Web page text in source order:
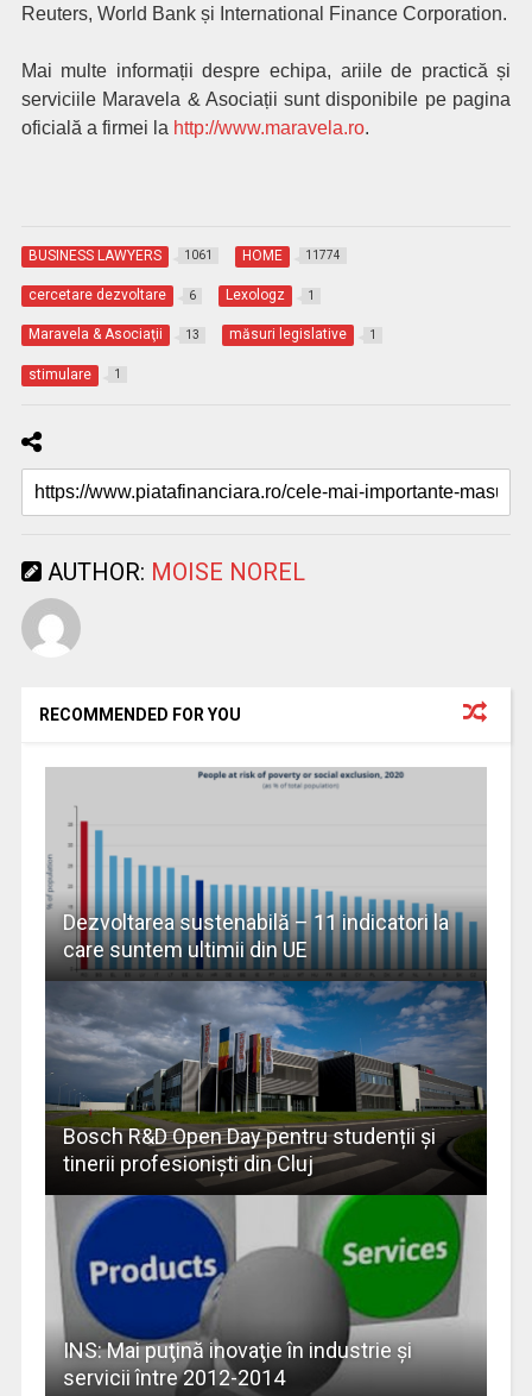
Reuters, World Bank și International Finance Corporation.
Mai multe informații despre echipa, ariile de practică și
serviciile Maravela & Asociații sunt disponibile pe pagina
oficială a firmei la http://www.maravela.ro.
BUSINESS LAWYERS 1061 HOME 11774
cercetare dezvoltare 6 Lexologz 1
Maravela & Asociaţii 13 măsuri legislative 1
stimulare 1
AUTHOR: MOISE NOREL
RECOMMENDED FOR YOU
Dezvoltarea sustenabilă – 11 indicatori la
care suntem ultimii din UE
Bosch R&D Open Day pentru studenții şi
tinerii profesioniști din Cluj
INS: Mai puţină inovaţie în industrie şi
servicii între 2012-2014